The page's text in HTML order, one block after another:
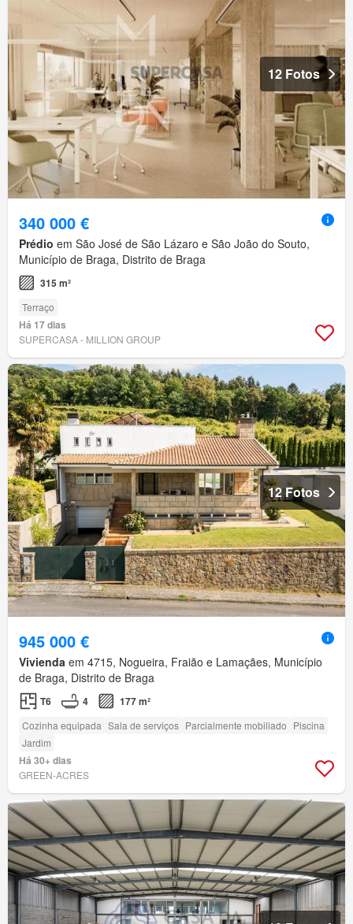
12 Fotos
340 000 €
Prédio em São José de São Lázaro e São João do Souto,
Município de Braga, Distrito de Braga
315 m²
Terraço
Há 17 dias
SUPERCASA - MILLION GROUP
12 Fotos
945 000 €
Vivienda em 4715, Nogueira, Fraião e Lamaçães, Município
de Braga, Distrito de Braga
T6 4 177 m²
Cozinha equipada Sala de serviços Parcialmente mobiliado Piscina
Jardim
Há 30+ dias
GREEN-ACRES